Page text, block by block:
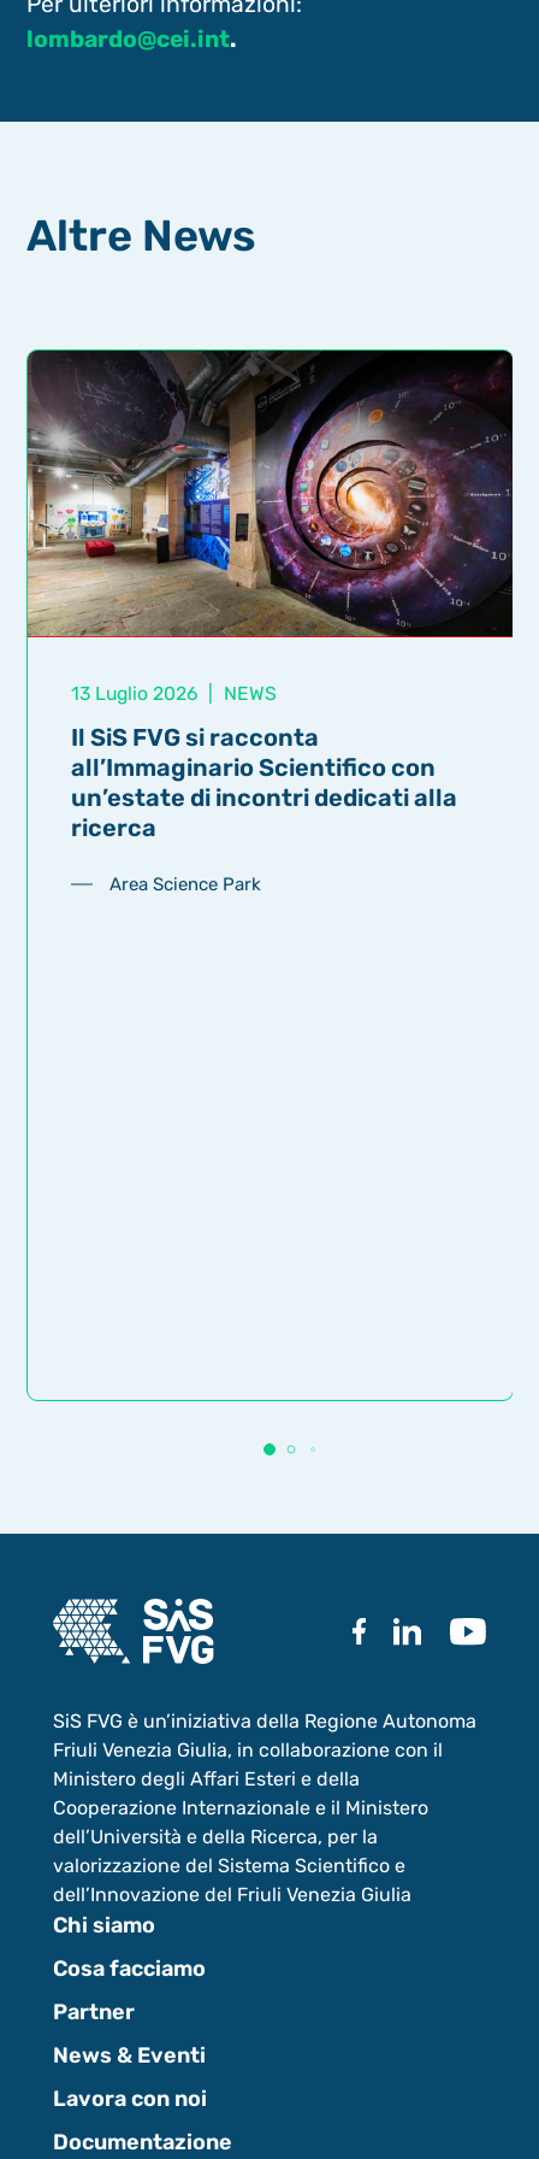
lombardo@cei.int.
Altre News
13 Luglio 2026 NEWS
Il SiS FVG si racconta
all’Immaginario Scientifico con
un’estate di incontri dedicati alla
ricerca
Area Science Park
SiS FVG è un’iniziativa della Regione Autonoma
Friuli Venezia Giulia, in collaborazione con il
Ministero degli Affari Esteri e della
Cooperazione Internazionale e il Ministero
dell’Università e della Ricerca, per la
valorizzazione del Sistema Scientifico e
dell’Innovazione del Friuli Venezia Giulia
Chi siamo
Cosa facciamo
Partner
News & Eventi
Lavora con noi
Documentazione